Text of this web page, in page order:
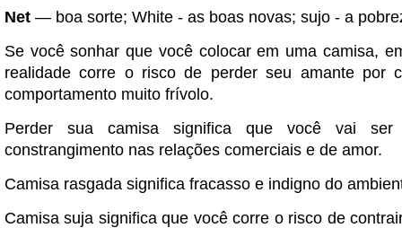
Net — boa sorte; White - as boas novas; sujo - a
Se você sonhar que você colocar em uma camisa,
realidade corre o risco de perder seu amante por
comportamento muito frívolo.
Perder sua camisa significa que você vai ser
constrangimento nas relações comerciais e de amor.
Camisa rasgada significa fracasso e indigno do
Camisa suja significa que você corre o risco de